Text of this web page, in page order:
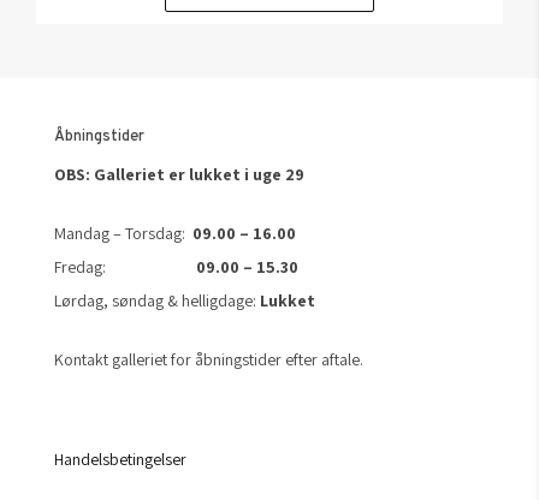
Åbningstider
OBS: Galleriet er lukket i uge 29
Mandag – Torsdag: 09.00 – 16.00
Fredag: 09.00 – 15.30
Lørdag, søndag & helligdage: Lukket
Kontakt galleriet for åbningstider efter aftale.
Handelsbetingelser